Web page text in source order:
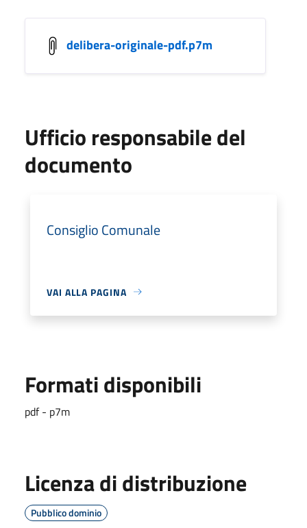
delibera-originale-pdf.p7m
Ufficio responsabile del
documento
Consiglio Comunale
VAI ALLA PAGINA
Formati disponibili
pdf - p7m
Licenza di distribuzione
Pubblico dominio